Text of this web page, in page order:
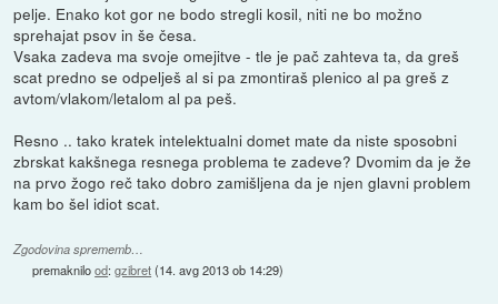
pelje. Enako kot gor ne bodo stregli kosil, niti ne bo možno
sprehajat psov in še česa.
Vsaka zadeva ma svoje omejitve - tle je pač zahteva ta, da greš
scat predno se odpelješ al si pa zmontiraš plenico al pa greš z
avtom/vlakom/letalom al pa peš.
Resno .. tako kratek intelektualni domet mate da niste sposobni
zbrskat kakšnega resnega problema te zadeve? Dvomim da je že
na prvo žogo reč tako dobro zamišljena da je njen glavni problem
kam bo šel idiot scat.
Zgodovina sprememb…
premaknilood:gzibret(14. avg 2013 ob 14:29)